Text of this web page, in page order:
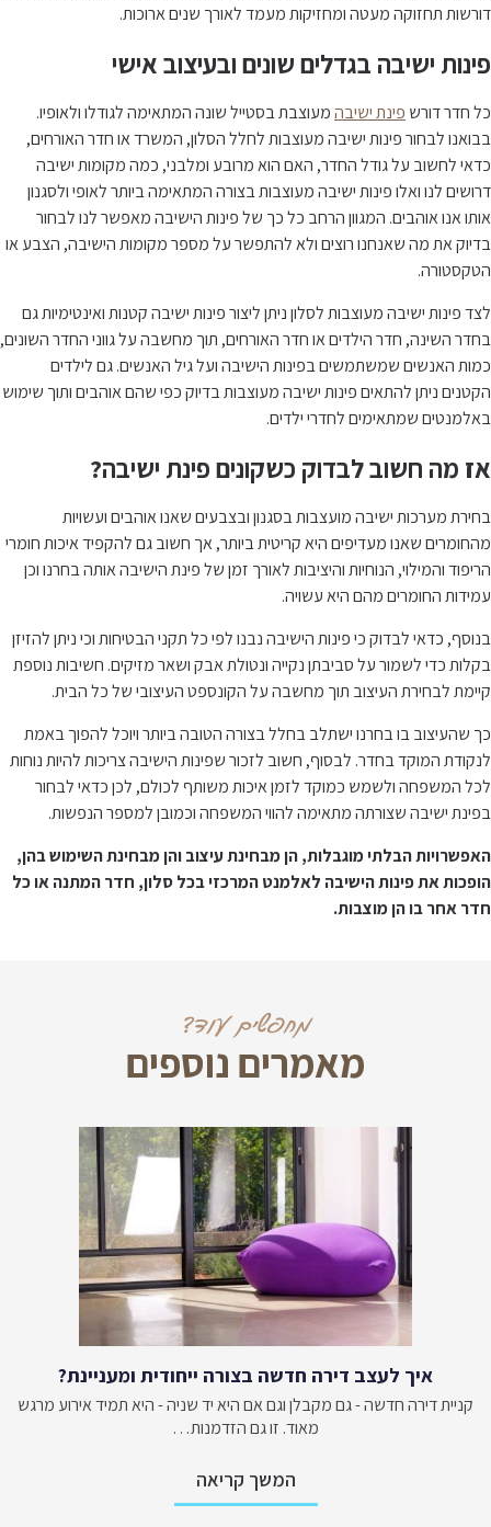
דורשות תחזוקה מעטה ומחזיקות מעמד לאורך שנים ארוכות.
פינות ישיבה בגדלים שונים ובעיצוב אישי
כל חדר דורש פינת ישיבהמעוצבת בסטייל שונה המתאימה לגודלו ולאופיו.
בבואנו לבחור פינות ישיבה מעוצבות לחלל הסלון, המשרד או חדר האורחים,
כדאי לחשוב על גודל החדר, האם הוא מרובע ומלבני, כמה מקומות ישיבה
דרושים לנו ואלו פינות ישיבה מעוצבות בצורה המתאימה ביותר לאופי ולסגנון
אותו אנו אוהבים. המגוון הרחב כל כך של פינות הישיבה מאפשר לנו לבחור
בדיוק את מה שאנחנו רוצים ולא להתפשר על מספר מקומות הישיבה, הצבע או
הטקסטורה.
לצד פינות ישיבה מעוצבות לסלון ניתן ליצור פינות ישיבה קטנות ואינטימיות גם
בחדר השינה, חדר הילדים או חדר האורחים, תוך מחשבה על גווני החדר השונים,
כמות האנשים שמשתמשים בפינות הישיבה ועל גיל האנשים. גם לילדים
הקטנים ניתן להתאים פינות ישיבה מעוצבות בדיוק כפי שהם אוהבים ותוך שימוש
באלמנטים שמתאימים לחדרי ילדים.
אז מה חשוב לבדוק כשקונים פינת ישיבה?
בחירת מערכות ישיבה מועצבות בסגנון ובצבעים שאנו אוהבים ועשויות
מהחומרים שאנו מעדיפים היא קריטית ביותר, אך חשוב גם להקפיד איכות חומרי
הריפוד והמילוי, הנוחיות והיציבות לאורך זמן של פינת הישיבה אותה בחרנו וכן
עמידות החומרים מהם היא עשויה.
בנוסף, כדאי לבדוק כי פינות הישיבה נבנו לפי כל תקני הבטיחות וכי ניתן להזיזן
בקלות כדי לשמור על סביבתן נקייה ונטולת אבק ושאר מזיקים. חשיבות נוספת
קיימת לבחירת העיצוב תוך מחשבה על הקונספט העיצובי של כל הבית.
כך שהעיצוב בו בחרנו ישתלב בחלל בצורה הטובה ביותר ויוכל להפוך באמת
לנקודת המוקד בחדר. לבסוף, חשוב לזכור שפינות הישיבה צריכות להיות נוחות
לכל המשפחה ולשמש כמוקד לזמן איכות משותף לכולם, לכן כדאי לבחור
בפינת ישיבה שצורתה מתאימה להווי המשפחה וכמובן למספר הנפשות.
האפשרויות הבלתי מוגבלות, הן מבחינת עיצוב והן מבחינת השימוש בהן,
הופכות את פינות הישיבה לאלמנט המרכזי בכל סלון, חדר המתנה או כל
חדר אחר בו הן מוצבות.
מחפשים עוד?
מאמרים נוספים
איך לעצב דירה חדשה בצורה ייחודית ומעניינת?
קניית דירה חדשה - גם מקבלן וגם אם היא יד שניה - היא תמיד אירוע מרגש
מאוד. זו גם הזדמנות…
המשך קריאה